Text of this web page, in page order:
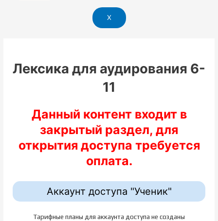
X
Лексика для аудирования 6-
11
Данный контент входит в
закрытый раздел, для
открытия доступа требуется
оплата.
Аккаунт доступа "Ученик"
Тарифные планы для аккаунта доступа не созданы